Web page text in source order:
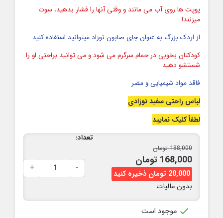
پوپت ها روی آب می مانند و وقتی آنها را فشار بدهید، سوت
میزنند!
از اردک بزرگ به عنوان جای صابون نوزاد میتوانید استفاده کنید
کودکتان بخوبی در حمام سرگرم می شود و می توانید براحتی او را
شستشو دهید
فاقد مواد شیمیایی و مضر
لباس راحتی سفید نوزادی
لطفاً کلیک نمایید
188,000 تومان
168,000 تومان
20,000 تومان ذخیره کنید
بدون مالیات
تعداد:
-
+
 موجود است